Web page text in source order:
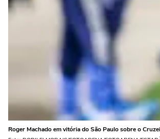
Roger Machado em vitória do São Paulo sobre o